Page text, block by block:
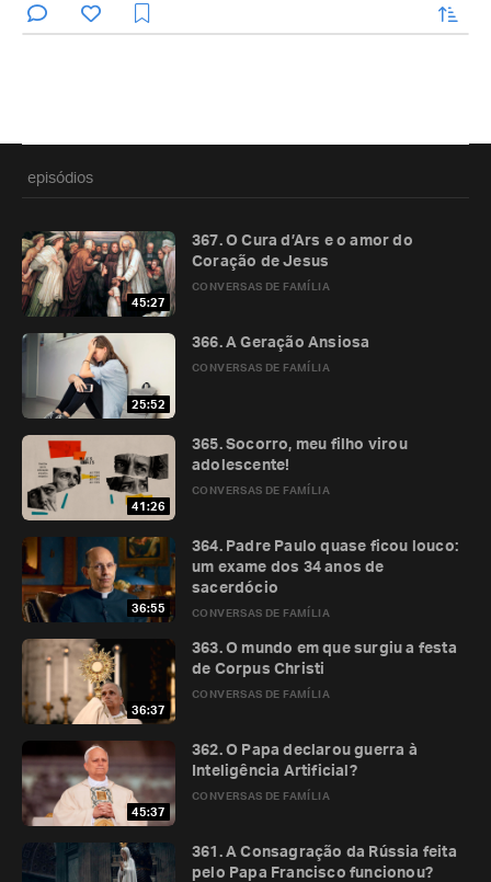
enviar
episódios
45:27
CONVERSAS DE FAMÍLIA
367. O Cura d’Ars e o amor do
Coração de Jesus
25:52
CONVERSAS DE FAMÍLIA
366. A Geração Ansiosa
41:26
CONVERSAS DE FAMÍLIA
365. Socorro, meu filho virou
adolescente!
36:55 CONVERSAS DE FAMÍLIA
364. Padre Paulo quase ficou louco:
um exame dos 34 anos de
sacerdócio
36:37
CONVERSAS DE FAMÍLIA
363. O mundo em que surgiu a festa
de Corpus Christi
45:37
CONVERSAS DE FAMÍLIA
362. O Papa declarou guerra à
Inteligência Artificial?
361. A Consagração da Rússia feita
pelo Papa Francisco funcionou?